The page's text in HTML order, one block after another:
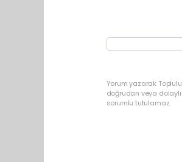
Yorum yazarak
doğrudan veya
sorumlu tutulamaz.